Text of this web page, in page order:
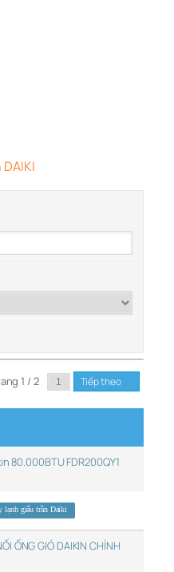
1 / 2 Tiếp theo
80.000BTU FDR200QY1
lạnh giấu trần Daiki
ỐNG GIÓ DAIKIN CHÍNH